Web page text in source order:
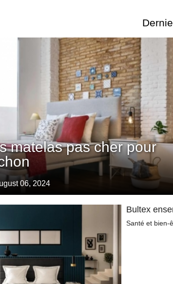
matelas pas cher pour
06, 2024
Bultex
Santé et bien-